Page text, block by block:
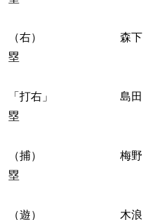
（右） 森下 ３
塁
「打右」 島田 ３
塁
（捕） 梅野 ５
塁
（遊） 木浪 ４